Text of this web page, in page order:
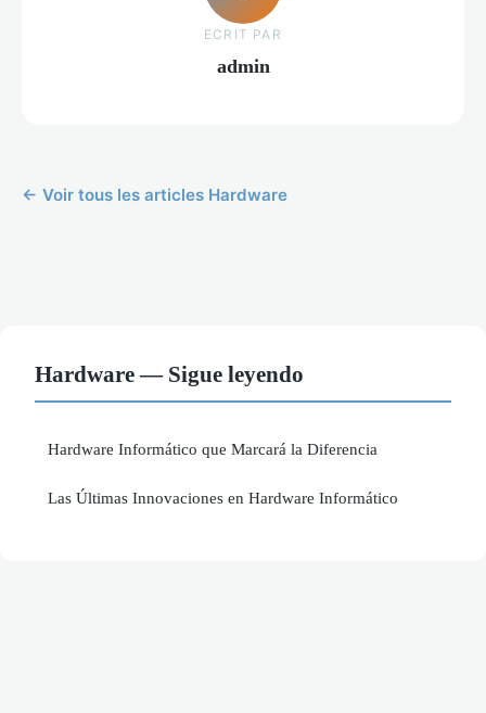
ECRIT PAR
admin
← Voir tous les articles Hardware
Hardware — Sigue leyendo
Hardware Informático que Marcará la Diferencia
Las Últimas Innovaciones en Hardware Informático